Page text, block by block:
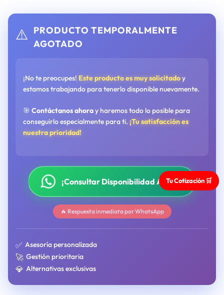
⚠️ PRODUCTO TEMPORALMENTE
AGOTADO
¡No te preocupes! Este producto es muy solicitadoy
estamos trabajando para tenerlo disponible nuevamente.
🎯 Contáctanos ahoray haremos todo lo posible para
conseguirlo especialmente para ti. ¡Tu satisfacción es
nuestra prioridad!
¡Consultar Disponibilidad Ahora!
🔥 Respuesta inmediata por WhatsApp
✅ Asesoría personalizada
🚀 Gestión prioritaria
💎 Alternativas exclusivas
Tu Cotización 🛒